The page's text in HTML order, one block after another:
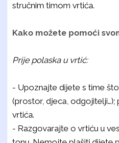
stručnim timom vrtića.
Kako možete pomoći
Prije polaska u vrtić:
- Upoznajte dijete s time
(prostor, djeca,
vrtića.
- Razgovarajte o vrtiću u